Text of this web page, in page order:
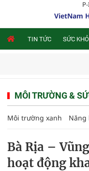
VietNam
TIN TỨC SỨC
MÔI TRƯỜNG &
Môi trường xanh Năng
Bà Rịa –
hoạt động